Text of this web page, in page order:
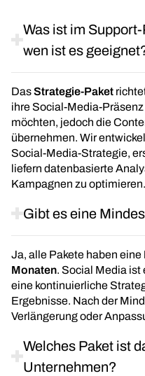
Was ist im
wen ist es
DasStrategie-Paket
ihre Social-Media-
möchten, jedoch die
übernehmen. Wir
Social-Media-Strategie,
liefern datenbasierte
Kampagnen zu optimieren.
Gibt es eine
Ja, alle Pakete haben eine
Monaten. Social Media ist
eine kontinuierliche
Ergebnisse. Nach der
Verlängerung oder
Welches Paket ist
Unternehmen?